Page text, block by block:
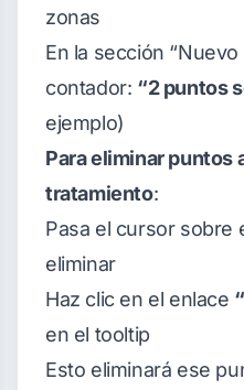
zonas
En la sección
contador: “2 puntos
ejemplo)
Para eliminar puntos
tratamiento:
Pasa el cursor sobre
eliminar
Haz clic en el enlace
en el tooltip
Esto eliminará ese